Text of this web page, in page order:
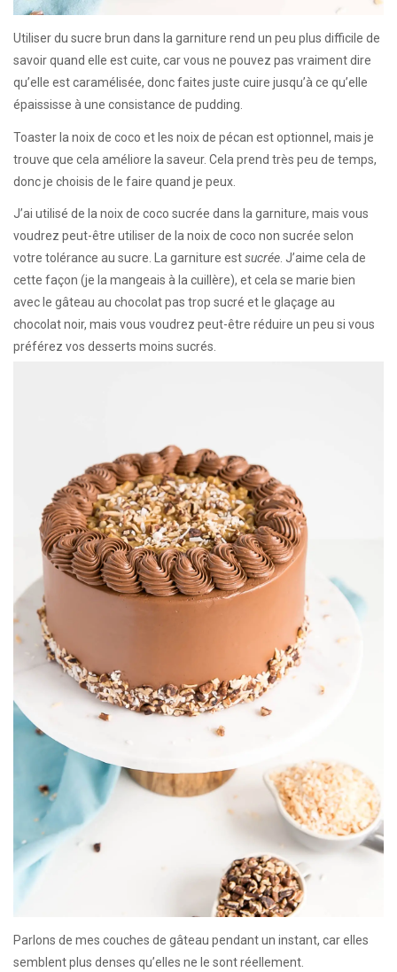
Utiliser du sucre brun dans la garniture rend un peu plus difficile de
savoir quand elle est cuite, car vous ne pouvez pas vraiment dire
qu’elle est caramélisée, donc faites juste cuire jusqu’à ce qu’elle
épaississe à une consistance de pudding.
Toaster la noix de coco et les noix de pécan est optionnel, mais je
trouve que cela améliore la saveur. Cela prend très peu de temps,
donc je choisis de le faire quand je peux.
J’ai utilisé de la noix de coco sucrée dans la garniture, mais vous
voudrez peut-être utiliser de la noix de coco non sucrée selon
votre tolérance au sucre. La garniture estsucrée . J’aime cela de
cette façon (je la mangeais à la cuillère), et cela se marie bien
avec le gâteau au chocolat pas trop sucré et le glaçage au
chocolat noir, mais vous voudrez peut-être réduire un peu si vous
préférez vos desserts moins sucrés.
Parlons de mes couches de gâteau pendant un instant, car elles
semblent plus denses qu’elles ne le sont réellement.